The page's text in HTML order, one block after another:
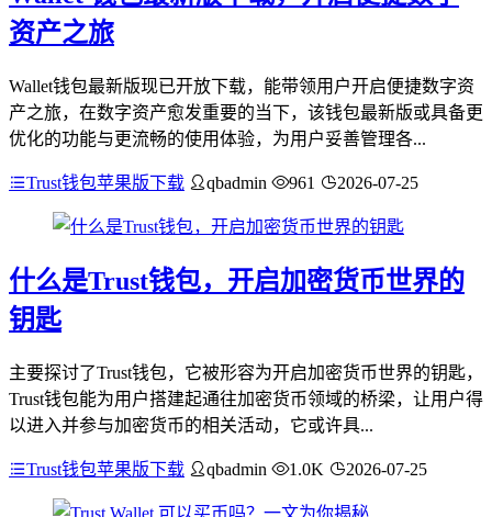
资产之旅
Wallet钱包最新版现已开放下载，能带领用户开启便捷数字资
产之旅，在数字资产愈发重要的当下，该钱包最新版或具备更
优化的功能与更流畅的使用体验，为用户妥善管理各...
Trust钱包苹果版下载 qbadmin 961 2026-07-25
什么是Trust钱包，开启加密货币世界的
钥匙
主要探讨了Trust钱包，它被形容为开启加密货币世界的钥匙，
Trust钱包能为用户搭建起通往加密货币领域的桥梁，让用户得
以进入并参与加密货币的相关活动，它或许具...
Trust钱包苹果版下载 qbadmin 1.0K 2026-07-25